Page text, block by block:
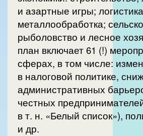
и азартные игры;
металлообработка;
рыболовство и лесное
план включает 61 (!)
сферах, в том числе:
в налоговой политике,
административных
честных
в т. н. «Белый список»),
и др.